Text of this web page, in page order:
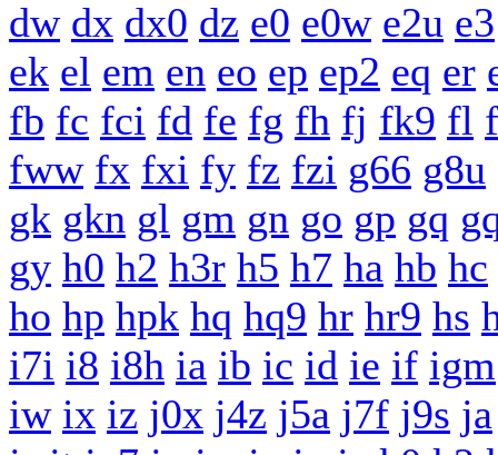
dw dx dx0 dz e0 e0w e2u e3
ek el em en eo ep ep2 eq er
fb fc fci fd fe fg fh fj fk9 fl
fww fx fxi fy fz fzi g66 g8u
gk gkn gl gm gn go gp gq
gy h0 h2 h3r h5 h7 ha hb hc
ho hp hpk hq hq9 hr hr9 hs
i7i i8 i8h ia ib ic id ie if igm
iw ix iz j0x j4z j5a j7f j9s ja